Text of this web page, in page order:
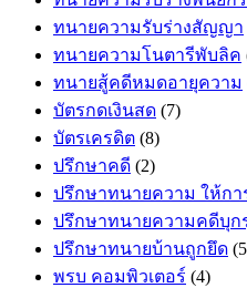
ทนายความรับร่างสัญญา
ทนายความโนตารีพับลิค
ทนายสู้คดีหมดอายุความ
บัตรกดเงินสด (7)
บัตรเครดิต (8)
ปรึกษาคดี (2)
ปรึกษาทนายความ ให้ก
ปรึกษาทนายความคดีบุก
ปรึกษาทนายบ้านถูกยึด
พรบ คอมพิวเตอร์ (4)